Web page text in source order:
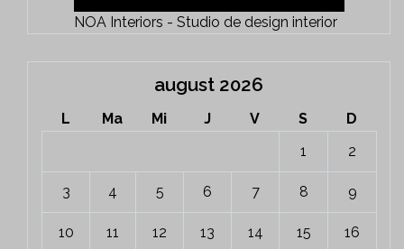
NOA Interiors - Studio de design interior
august 2026
L Ma Mi J V S
D
1
2
3 4 5 6 7 8 9
10 11 12 13 14 15 16